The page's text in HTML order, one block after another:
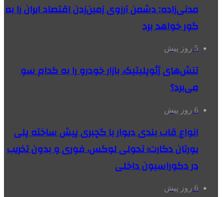
مدنی‌زاده: دشمن آرزوی زمین‌زدن اقتصاد ایران را به
گور خواهد برد
5 روز پیش
تنش‌های ژئوپلیتیک، بازار خودرو را به کدام سو
می‌برد؟
6 روز پیش
انواع قاب بندی دیوار با گچبری پیش ساخته پلی
یورتان دکارت؛ تحولی لوکس، فوری و بدون تخریب
در دکوراسیون داخلی
6 روز پیش